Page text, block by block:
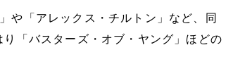
や「アレックス・チルトン」など、同
「バスターズ・オブ・ヤング」ほどの